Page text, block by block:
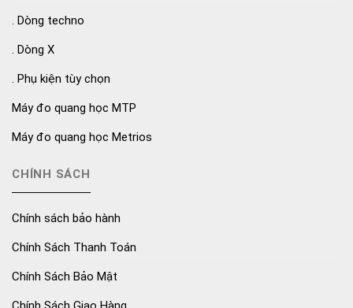
. Dòng techno
. Dòng X
. Phụ kiện tùy chọn
Máy đo quang học MTP
Máy đo quang học Metrios
CHÍNH SÁCH
Chính sách bảo hành
Chính Sách Thanh Toán
Chính Sách Bảo Mật